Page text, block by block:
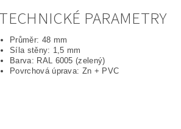
TECHNICKÉ PARAMETRY
Průměr: 48 mm
Síla stěny: 1,5 mm
Barva: RAL 6005 (zelený)
Povrchová úprava: Zn + PVC